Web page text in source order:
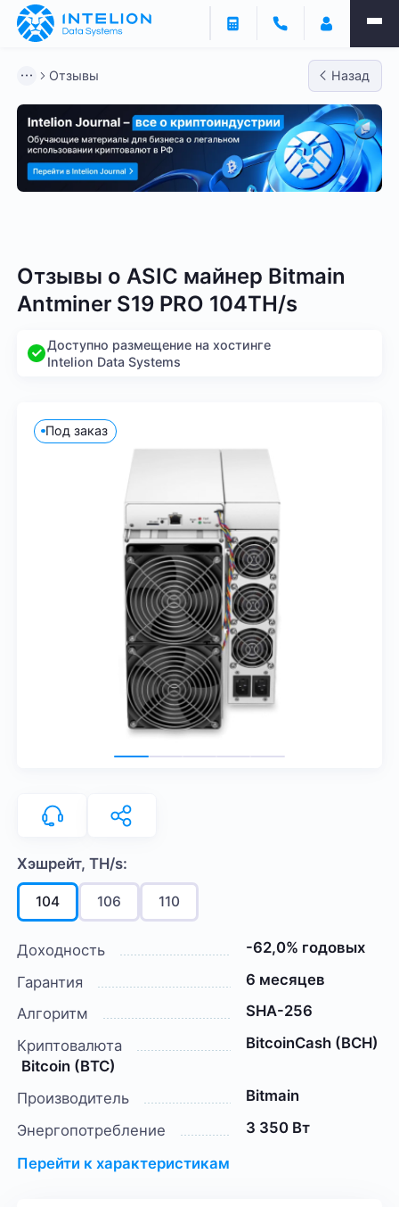
Отзывы Назад
Отзывы о ASIC майнер Bitmain
Antminer S19 PRO 104TH/s
Доступно размещение на хостинге
Intelion Data Systems
Под заказ
Хэшрейт, TH/s:
104 106 110
Доходность
-62,0% годовых
Гарантия
6 месяцев
Алгоритм
SHA-256
Криптовалюта
BitcoinCash (BCH)
Bitcoin (BTC)
Производитель
Bitmain
Энергопотребление
3 350 Вт
Перейти к характеристикам